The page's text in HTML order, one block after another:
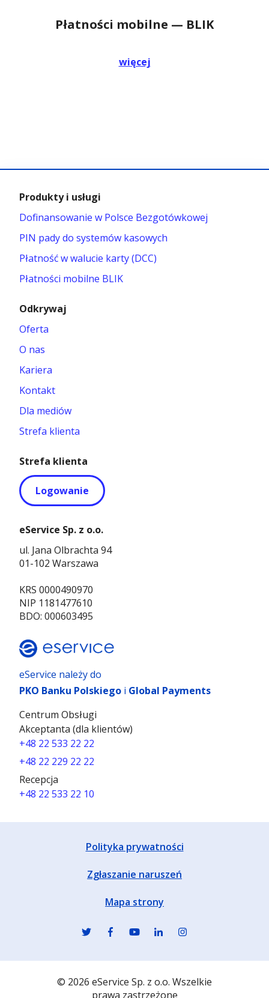
Płatności mobilne — BLIK
więcej
eService należy do
PKO Banku Polskiego i Global Payments
Centrum Obsługi
Akceptanta (dla klientów)
+48 22 533 22 22
+48 22 229 22 22
Recepcja
+48 22 533 22 10
Produkty i usługi
Dofinansowanie w Polsce Bezgotówkowej
PIN pady do systemów kasowych
Płatność w walucie karty (DCC)
Płatności mobilne BLIK
Odkrywaj
Oferta
O nas
Kariera
Kontakt
Dla mediów
Strefa klienta
Strefa klienta
Logowanie
eService Sp. z o.o.
ul. Jana Olbrachta 94
01-102 Warszawa
KRS 0000490970
NIP 1181477610
BDO: 000603495
Polityka prywatności
Zgłaszanie naruszeń
Mapa strony
© 2026 eService Sp. z o.o. Wszelkie
prawa zastrzeżone